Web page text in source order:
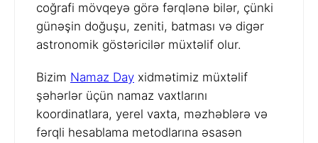
coğrafi mövqeyə görə fərqlənə bilər, çünki
günəşin doğuşu, zeniti, batması və digər
astronomik göstəricilər müxtəlif olur.
Bizim Namaz Day xidmətimiz müxtəlif
şəhərlər üçün namaz vaxtlarını
koordinatlara, yerel vaxta, məzhəblərə və
fərqli hesablama metodlarına əsasən